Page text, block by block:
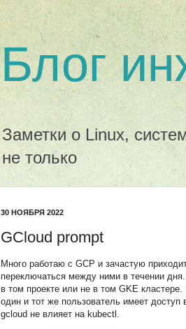
Блог
Заметки о Linux,
не только
30 НОЯБРЯ 2022
GCloud prompt
Много работаю с GCP и зачастую
переключаться между ними в течении
в том проекте или не в том GKE
один и тот же пользователь имеет
gcloud не влияет на kubectl.